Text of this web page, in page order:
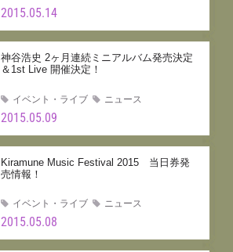
2015.05.14
2015.05.09
神谷浩史 2ヶ月連続ミニアルバム発売決定
＆1st Live 開催決定！
イベント・ライブ ニュース
2015.05.08
Kiramune Music Festival 2015 当日券発
売情報！
イベント・ライブ ニュース